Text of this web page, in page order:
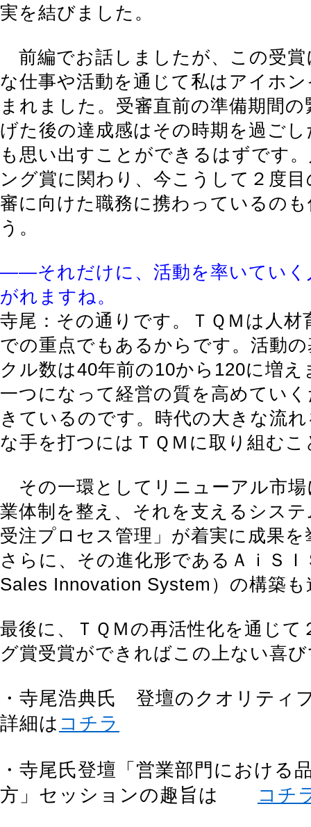
実を結びました。
前編でお話しましたが、この受賞
な仕事や活動を通じて私はアイホ
まれました。受審直前の準備期間
げた後の達成感はその時期を過ご
も思い出すことができるはずです
ング賞に関わり、今こうして２度
審に向けた職務に携わっているの
う。
――それだけに、活動を率いていく
がれますね。
寺尾：その通りです。ＴＱＭは人材
での重点でもあるからです。活動
クル数は40年前の10から120に増え
一つになって経営の質を高めてい
きているのです。時代の大きな流
な手を打つにはＴＱＭに取り組む
その一環としてリニューアル市
業体制を整え、それを支えるシス
受注プロセス管理」が着実に成果
さらに、その進化形であるＡｉＳＩ
Sales Innovation System）の構築
最後に、ＴＱＭの再活性化を通じて
グ賞受賞ができればこの上ない喜
・寺尾浩典氏 登壇のクオリティ
詳細は コチラ
・寺尾氏登壇「営業部門における
方」セッションの趣旨は
コチ